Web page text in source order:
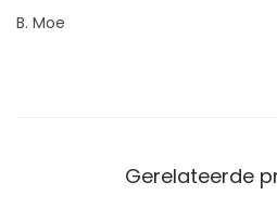
y
B. Moe
Gerelateerde